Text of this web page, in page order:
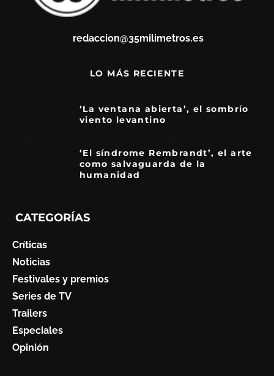
redaccion@35milimetros.es
LO MÁS RECIENTE
‘La ventana abierta’, el sombrío
viento levantino
‘El síndrome Rembrandt’, el arte
como salvaguarda de la
humanidad
CATEGORÍAS
Críticas
Noticias
Festivales y premios
Series de TV
Trailers
Especiales
Opinión